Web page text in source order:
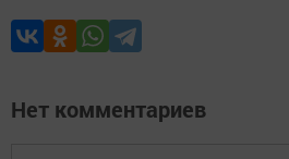
Нет комментариев